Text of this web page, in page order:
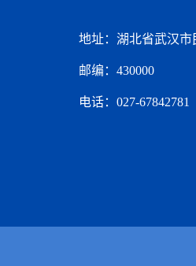
地址：湖北省武汉市
邮编：430000
电话：027-67842781